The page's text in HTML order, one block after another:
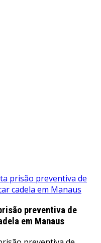
prisão preventiva de
cadela em Manaus
preventiva de
em Manaus